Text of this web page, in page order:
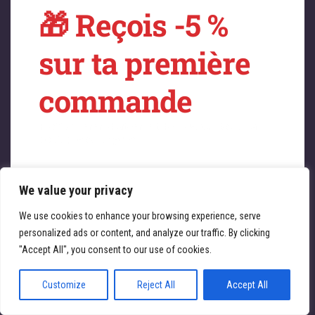
We value your privacy
We use cookies to enhance your browsing experience, serve
personalized ads or content, and analyze our traffic. By clicking
"Accept All", you consent to our use of cookies.
Customize Reject All Accept All
sur quelque chose
de fantastique –
revenez bientôt !
🎁 Reçois -5 %
sur ta première
commande
Saisissez votre adresse e-mail
JE REÇOIS MA RÉDUCTION